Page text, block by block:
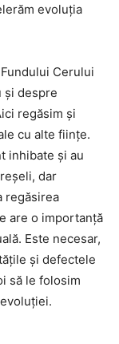
evoluţia
Cerului
şi despre
regăsim şi
cu alte fiinţe.
inhibate şi au
dar
regăsirea
are o importanţă
Este necesar,
şi defectele
să le folosim